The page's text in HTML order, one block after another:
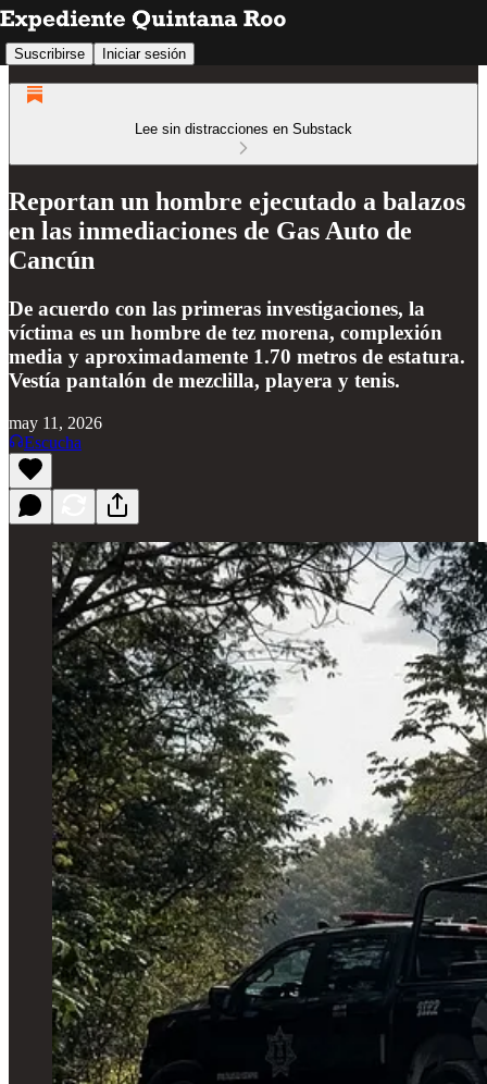
Suscribirse Iniciar sesión
Lee sin distracciones en Substack
Reportan un hombre ejecutado a balazos
en las inmediaciones de Gas Auto de
Cancún
De acuerdo con las primeras investigaciones, la
víctima es un hombre de tez morena, complexión
media y aproximadamente 1.70 metros de estatura.
Vestía pantalón de mezclilla, playera y tenis.
may 11, 2026
Escucha